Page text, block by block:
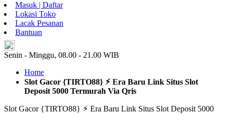
Masuk | Daftar
Lokasi Toko
Lacak Pesanan
Bantuan
Senin - Minggu, 08.00 - 21.00 WIB
Home
Slot Gacor {TIRTO88} ⚡︎ Era Baru Link Situs Slot
Deposit 5000 Termurah Via Qris
Slot Gacor {TIRTO88} ⚡︎ Era Baru Link Situs Slot Deposit 5000